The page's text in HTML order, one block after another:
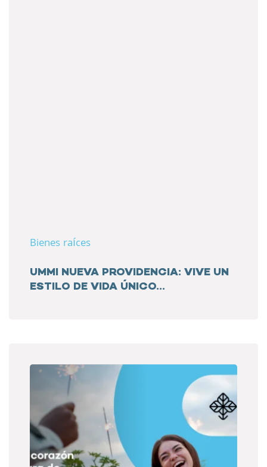
Bienes raíces
UMMI NUEVA PROVIDENCIA: VIVE UN
ESTILO DE VIDA ÚNICO...